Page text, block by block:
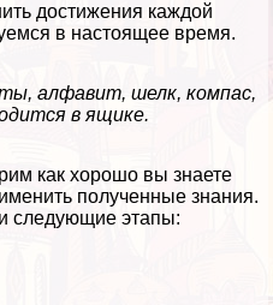
достижения каждой
в настоящее время.
алфавит, шелк, компас,
в ящике.
как хорошо вы знаете
полученные знания.
следующие этапы: